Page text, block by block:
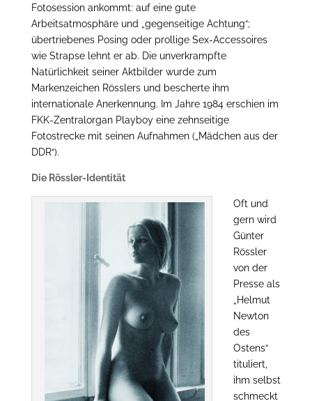
Fotosession ankommt: auf eine gute
Arbeitsatmosphäre und „gegenseitige Achtung“;
übertriebenes Posing oder prollige Sex-Accessoires
wie Strapse lehnt er ab. Die unverkrampfte
Natürlichkeit seiner Aktbilder wurde zum
Markenzeichen Rösslers und bescherte ihm
internationale Anerkennung. Im Jahre 1984 erschien im
FKK-Zentralorgan Playboy eine zehnseitige
Fotostrecke mit seinen Aufnahmen („Mädchen aus der
DDR“).
Die Rössler-Identität
Oft und
gern wird
Günter
Rössler
von der
Presse als
„Helmut
Newton
des
Ostens“
tituliert,
ihm selbst
schmeckt